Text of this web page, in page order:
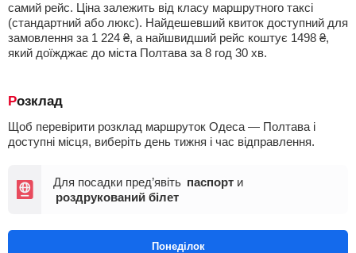
самий рейс. Ціна залежить від класу маршрутного таксі
(стандартний або люкс). Найдешевший квиток доступний для
замовлення за 1 224 ₴, а найшвидший рейс коштує 1498 ₴,
який доїжджає до міста Полтава за 8 год 30 хв.
Розклад
Щоб перевірити розклад маршруток Одеса — Полтава і
доступні місця, виберіть день тижня і час відправлення.
Для посадки пред’явіть паспорт и
роздрукований білет
Понеділок